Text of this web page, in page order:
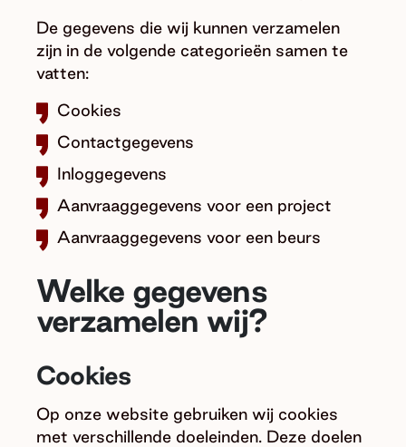
De gegevens die wij kunnen verzamelen
zijn in de volgende categorieën samen te
vatten:
Cookies
Contactgegevens
Inloggegevens
Aanvraaggegevens voor een project
Aanvraaggegevens voor een beurs
Welke gegevens
verzamelen wij?
Cookies
Op onze website gebruiken wij cookies
met verschillende doeleinden. Deze doelen